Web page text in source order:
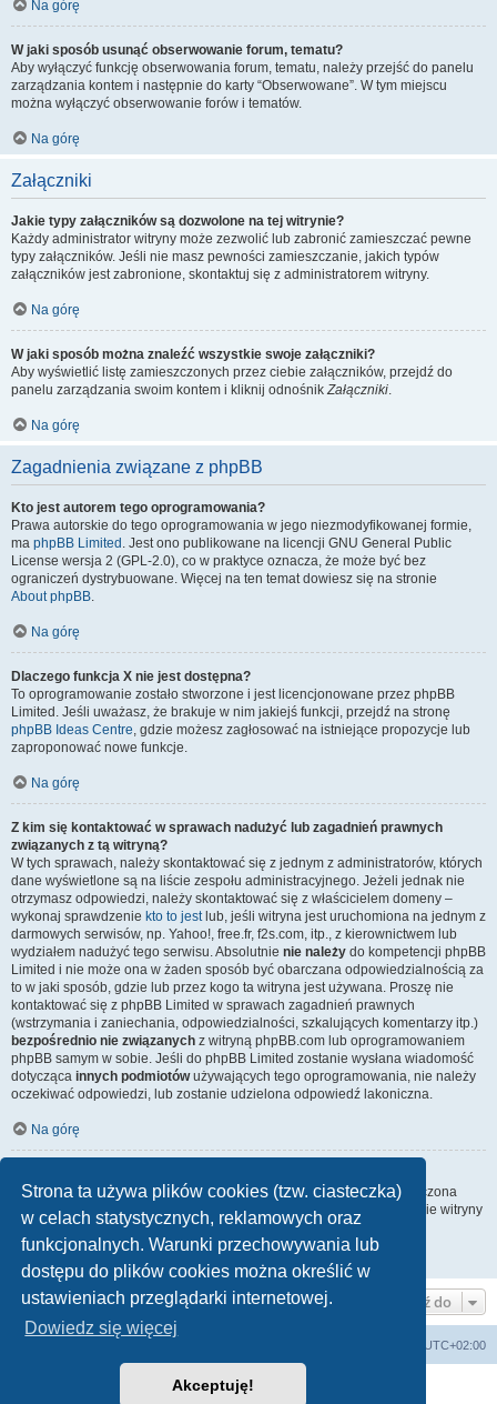
Strona ta używa plików cookies (tzw. ciasteczka)
w celach statystycznych, reklamowych oraz
funkcjonalnych. Warunki przechowywania lub
dostępu do plików cookies można określić w
ustawieniach przeglądarki internetowej.
Dowiedz się więcej
Akceptuję!
Na górę
W jaki sposób usunąć obserwowanie forum, tematu?
Aby wyłączyć funkcję obserwowania forum, tematu, należy przejść do panelu
zarządzania kontem i następnie do karty “Obserwowane”. W tym miejscu
można wyłączyć obserwowanie forów i tematów.
Na górę
Załączniki
Jakie typy załączników są dozwolone na tej witrynie?
Każdy administrator witryny może zezwolić lub zabronić zamieszczać pewne
typy załączników. Jeśli nie masz pewności zamieszczanie, jakich typów
załączników jest zabronione, skontaktuj się z administratorem witryny.
Na górę
W jaki sposób można znaleźć wszystkie swoje załączniki?
Aby wyświetlić listę zamieszczonych przez ciebie załączników, przejdź do
panelu zarządzania swoim kontem i kliknij odnośnikZałączniki.
Na górę
Zagadnienia związane z phpBB
Kto jest autorem tego oprogramowania?
Prawa autorskie do tego oprogramowania w jego niezmodyfikowanej formie,
ma phpBB Limited . Jest ono publikowane na licencji GNU General Public
License wersja 2 (GPL-2.0), co w praktyce oznacza, że może być bez
ograniczeń dystrybuowane. Więcej na ten temat dowiesz się na stronie
About phpBB.
Na górę
Dlaczego funkcja X nie jest dostępna?
To oprogramowanie zostało stworzone i jest licencjonowane przez phpBB
Limited. Jeśli uważasz, że brakuje w nim jakiejś funkcji, przejdź na stronę
phpBB Ideas Centre, gdzie możesz zagłosować na istniejące propozycje lub
zaproponować nowe funkcje.
Na górę
Z kim się kontaktować w sprawach nadużyć lub zagadnień prawnych
związanych z tą witryną?
W tych sprawach, należy skontaktować się z jednym z administratorów, których
dane wyświetlone są na liście zespołu administracyjnego. Jeżeli jednak nie
otrzymasz odpowiedzi, należy skontaktować się z właścicielem domeny –
wykonaj sprawdzenie kto to jestlub, jeśli witryna jest uruchomiona na jednym z
darmowych serwisów, np. Yahoo!, free.fr, f2s.com, itp., z kierownictwem lub
wydziałem nadużyć tego serwisu. Absolutnie nie należy do kompetencji phpBB
Limited i nie może ona w żaden sposób być obarczana odpowiedzialnością za
to w jaki sposób, gdzie lub przez kogo ta witryna jest używana. Proszę nie
kontaktować się z phpBB Limited w sprawach zagadnień prawnych
(wstrzymania i zaniechania, odpowiedzialności, szkalujących komentarzy itp.)
bezpośrednio nie związanych z witryną phpBB.com lub oprogramowaniem
phpBB samym w sobie. Jeśli do phpBB Limited zostanie wysłana wiadomość
dotycząca innych podmiotówużywających tego oprogramowania, nie należy
oczekiwać odpowiedzi, lub zostanie udzielona odpowiedź lakoniczna.
Na górę
Wszyscy użytkownicy witryny mogą używać – jeśli funkcja ta jest włączona
przez administratora witryny – formularza „Kontakt z nami”. Członkowie witryny
mogą także używać odnośnika „Zespół administracyjny”.
Na górę
Przejdź do
UTC+02:00
Technologię dostarczaphpBB® Forum Software © phpBB Limited